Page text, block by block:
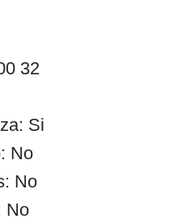
32
Si
No
No
No